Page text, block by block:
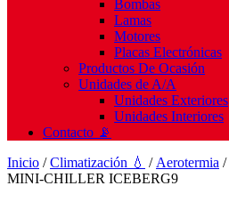
Bombas
Lamas
Motores
Placas Electrónicas
Productos De Ocasión
Unidades de A/A
Unidades Exteriores
Unidades Interiores
Contacto 📡
Inicio /Climatización 💧 / Aerotermia /
MINI-CHILLER ICEBERG9